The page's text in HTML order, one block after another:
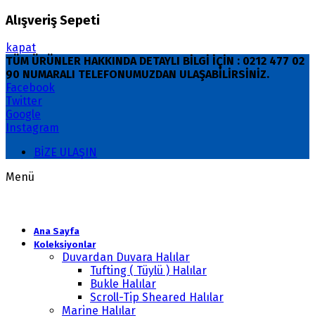
Alışveriş Sepeti
kapat
TÜM ÜRÜNLER HAKKINDA DETAYLI BİLGİ İÇİN : 0212 477 02
90 NUMARALI TELEFONUMUZDAN ULAŞABİLİRSİNİZ.
Facebook
Twitter
Google
Instagram
BİZE ULAŞIN
Menü
Ana Sayfa
Koleksiyonlar
Duvardan Duvara Halılar
Tufting ( Tüylü ) Halılar
Bukle Halılar
Scroll-Tip Sheared Halılar
Marine Halılar